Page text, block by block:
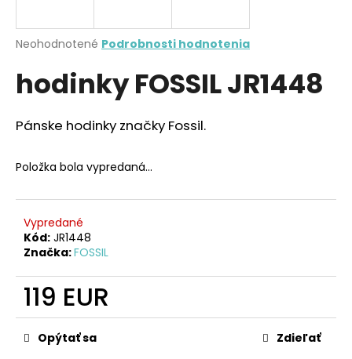
Priemerné
produktu
je
z
5
Neohodnotené Podrobnosti hodnotenia
hodinky FOSSIL JR1448
Pánske hodinky značky Fossil.
Položka bola vypredaná…
Vypredané
Kód: JR1448
Značka:FOSSIL
119 EUR
Jednotková
cena:Opýtať sa Zdieľať
j
ť
?
O
p
r
ú